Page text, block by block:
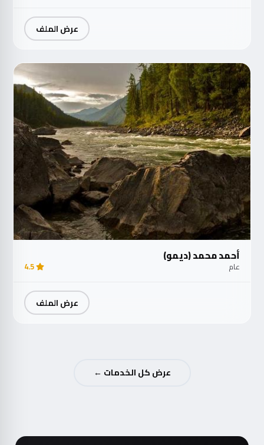
عرض الملف
أحمد محمد (ديمو)
عام 4.5
عرض الملف
عرض كل الخدمات ←